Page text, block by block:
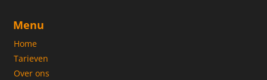
Menu
Home
Tarieven
Over ons